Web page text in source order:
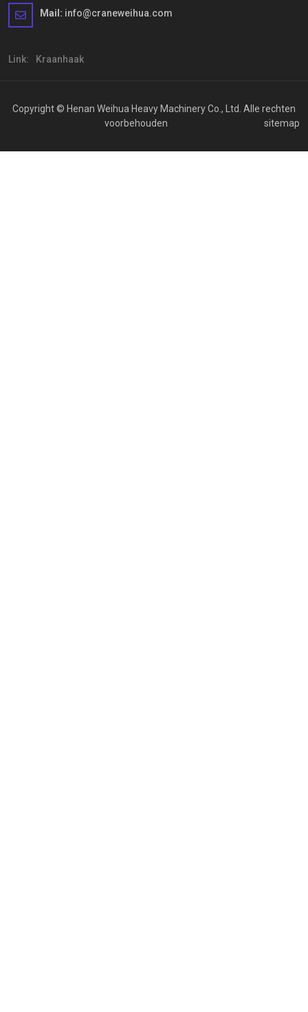
Mail: info@craneweihua.com
Link: Kraanhaak
Copyright © Henan Weihua Heavy Machinery Co., Ltd. Alle rechten
voorbehouden
sitemap